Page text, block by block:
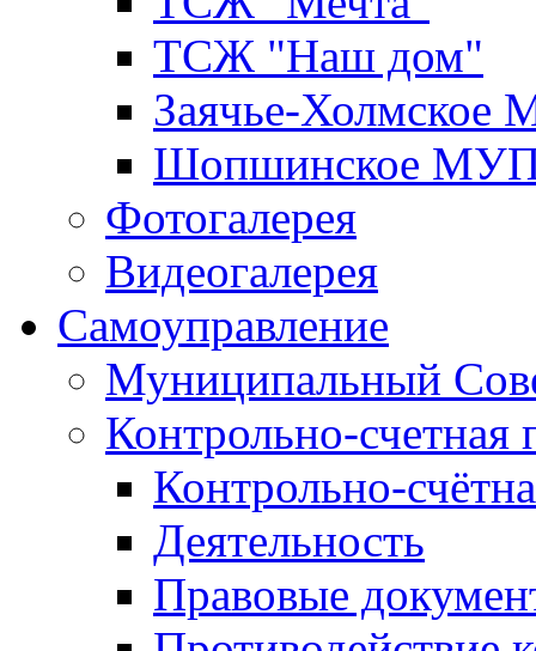
ТСЖ "Наш дом"
Заячье-
Шопшинское
Фотогалерея
Видеогалерея
Самоуправление
Муниципальный
Контрольно-счетная
Контрольно-
Деятельность
Правовые